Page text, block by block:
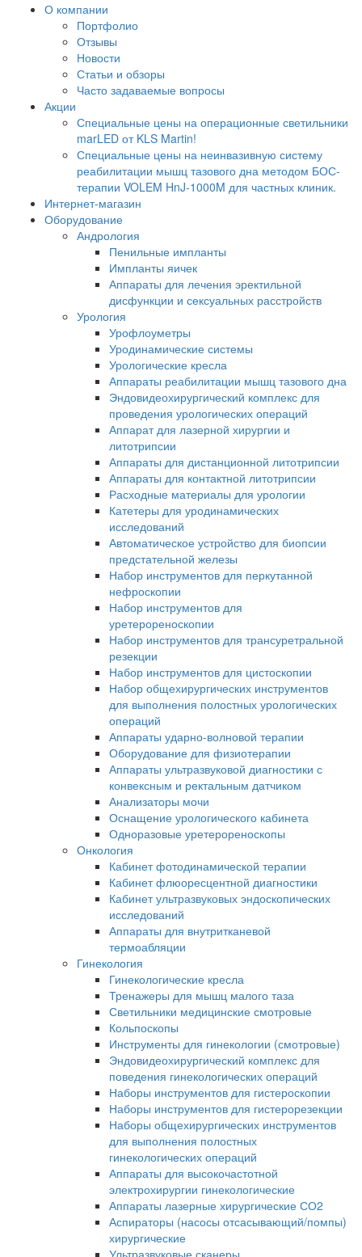
О компании
Портфолио
Отзывы
Новости
Статьи и обзоры
Часто задаваемые вопросы
Акции
Специальные цены на операционные светильники
marLED от KLS Martin!
Специальные цены на неинвазивную систему
реабилитации мышц тазового дна методом БОС-
терапии VOLEM HnJ-1000M для частных клиник.
Интернет-магазин
Оборудование
Андрология
Пенильные импланты
Импланты яичек
Аппараты для лечения эректильной
дисфункции и сексуальных расстройств
Урология
Урофлоуметры
Уродинамические системы
Урологические кресла
Аппараты реабилитации мышц тазового дна
Эндовидеохирургический комплекс для
проведения урологических операций
Аппарат для лазерной хирургии и
литотрипсии
Аппараты для дистанционной литотрипсии
Аппараты для контактной литотрипсии
Расходные материалы для урологии
Катетеры для уродинамических
исследований
Автоматическое устройство для биопсии
предстательной железы
Набор инструментов для перкутанной
нефроскопии
Набор инструментов для
уретерореноскопии
Набор инструментов для трансуретральной
резекции
Набор инструментов для цистоскопии
Набор общехирургических инструментов
для выполнения полостных урологических
операций
Аппараты ударно-волновой терапии
Оборудование для физиотерапии
Аппараты ультразвуковой диагностики с
конвексным и ректальным датчиком
Анализаторы мочи
Оснащение урологического кабинета
Одноразовые уретерореноскопы
Онкология
Кабинет фотодинамической терапии
Кабинет флюоресцентной диагностики
Кабинет ультразвуковых эндоскопических
исследований
Аппараты для внутритканевой
термоабляции
Гинекология
Гинекологические кресла
Тренажеры для мышц малого таза
Светильники медицинские смотровые
Кольпоскопы
Инструменты для гинекологии (смотровые)
Эндовидеохирургический комплекс для
поведения гинекологических операций
Наборы инструментов для гистероскопии
Наборы инструментов для гистерорезекции
Наборы общехирургических инструментов
для выполнения полостных
гинекологических операций
Аппараты для высокочастотной
электрохирургии гинекологические
Аппараты лазерные хирургические СО2
Аспираторы (насосы отсасывающий/помпы)
хирургические